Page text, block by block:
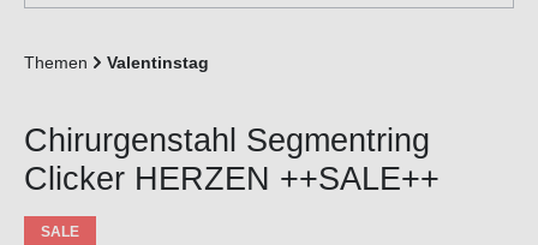
Themen Valentinstag
Chirurgenstahl Segmentring
Clicker HERZEN ++SALE++
SALE